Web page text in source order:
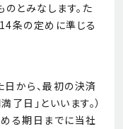
とみなします。た
条の定めに準じる
から、最初の決済
日」といいます。）
る期日までに当社